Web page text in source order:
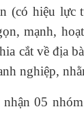
(có hiệu lực
mạnh,
cắt về địa
nghiệp,
05